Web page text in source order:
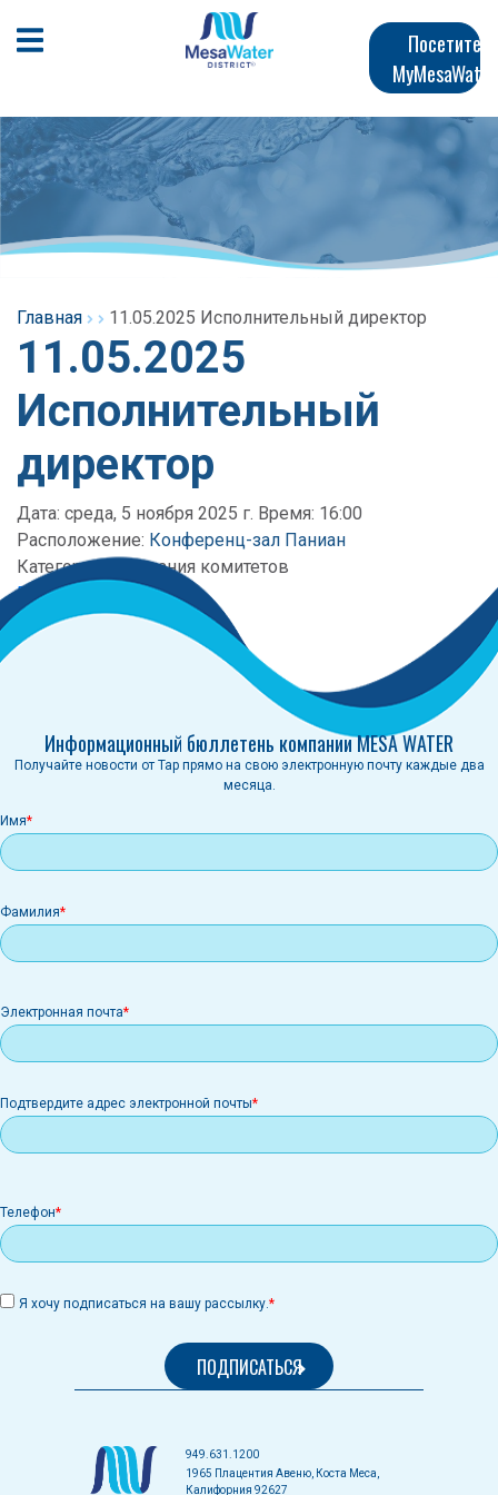
Главная
Открыть мобильное меню
Посетите
MyMesaWater
Главная 11.05.2025 Исполнительный директор
11.05.2025
Исполнительный
директор
Дата: среда, 5 ноября 2025 г. Время: 16:00
Расположение: Конференц-зал Паниан
Категория:
Заседания комитетов
Повестка дня
Пункт 2
Информационный бюллетень компании MESA WATER
Получайте новости от Tap прямо на свою электронную почту каждые два
месяца.
Имя
Фамилия
Электронная
почта
Электронная почта
Подтвердите адрес электронной почты
Телефон
Я хочу подписаться на вашу рассылку.
949.631.1200
1965 Плацентия Авеню, Коста Меса,
Калифорния 92627